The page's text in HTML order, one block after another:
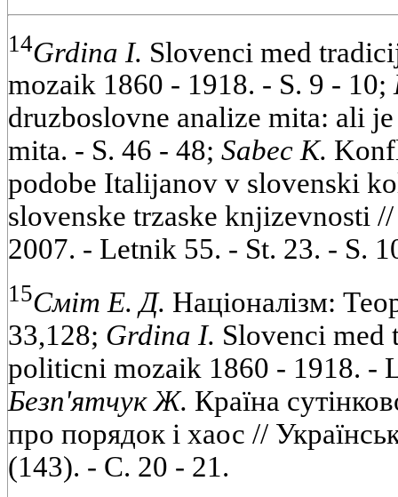
14Grdina I. Slovenci med
mozaik 1860 - 1918. - S. 9 - 10;
druzboslovne analize mita: ali
mita. - S. 46 - 48; Sabec K.
podobe Italijanov v slovenski
slovenske trzaske knjizevnosti
2007. - Letnik 55. - St. 23. - S.
15Сміт Е. Д. Націоналізм:
33,128; Grdina I. Slovenci
politicni mozaik 1860 - 1918. -
Безп'ятчук Ж. Країна
про порядок і хаос //
(143). - С. 20 - 21.